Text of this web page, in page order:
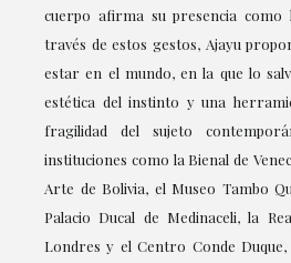
cuerpo afirma su presencia como
través de estos gestos, Ajayu
estar en el mundo, en la que lo
estética del instinto y una
fragilidad del sujeto
instituciones como la Bienal de
Arte de Bolivia, el Museo Tambo
Palacio Ducal de Medinaceli, la
Londres y el Centro Conde